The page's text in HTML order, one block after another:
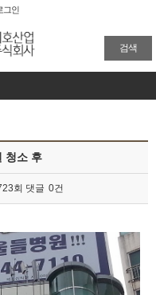
그인
검색
청소 후
회 댓글 0건